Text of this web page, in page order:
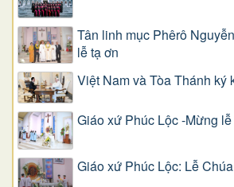
Tân linh mục Phêrô
lễ tạ ơn
Việt Nam và Tòa Thánh ký
Giáo xứ Phúc Lộc -Mừng
Giáo xứ Phúc Lộc: Lễ